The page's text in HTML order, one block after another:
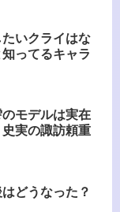
いクライはな
ってるキャラ
モデルは実在
実の諏訪頼重
どうなった？